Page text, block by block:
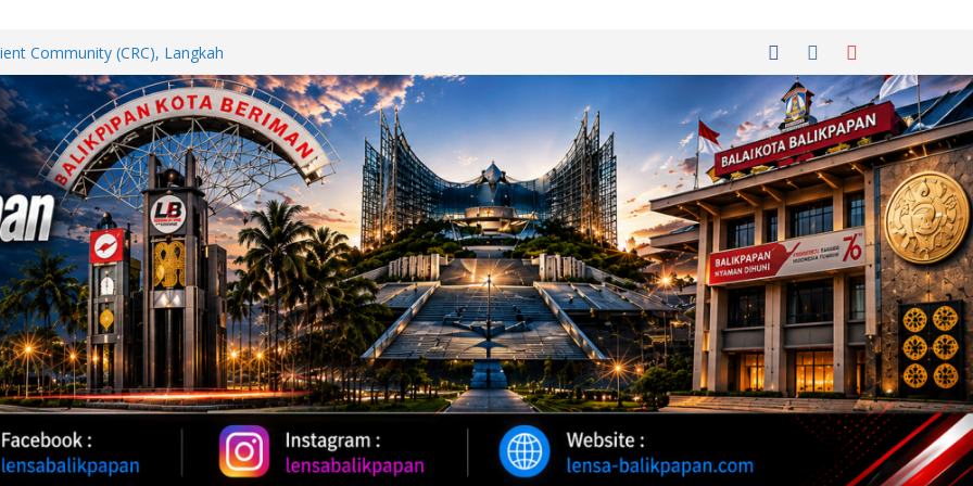
Langsung dari Pembangunan
Community (CRC), Langkah
Tangguh Menghadapi
200 Bendera Merah Putih,
HUT ke-81 RI
Ops Damai Cartenz di
dengan Masyarakat
INDAH GOTONG ROYONG
PUTIH SAMBUT HUT RI KE-81